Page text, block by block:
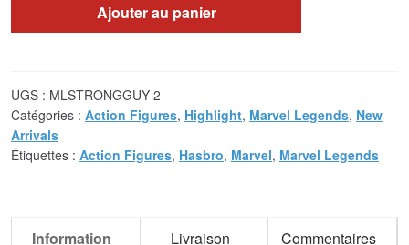
Ajouter au panier
UGS : MLSTRONGGUY-2
Catégories : Action Figures, Highlight, Marvel Legends, New
Arrivals
Étiquettes : Action Figures, Hasbro, Marvel, Marvel Legends
Information Livraison Commentaires